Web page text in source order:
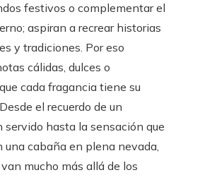
festivos o complementar el
aspiran a recrear historias
y tradiciones. Por eso
cálidas, dulces o
cada fragancia tiene su
el recuerdo de un
servido hasta la sensación que
una cabaña en plena nevada,
mucho más allá de los